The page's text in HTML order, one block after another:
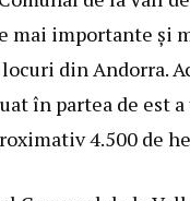
mai importante și
din Andorra.
în partea de est
4.500 de